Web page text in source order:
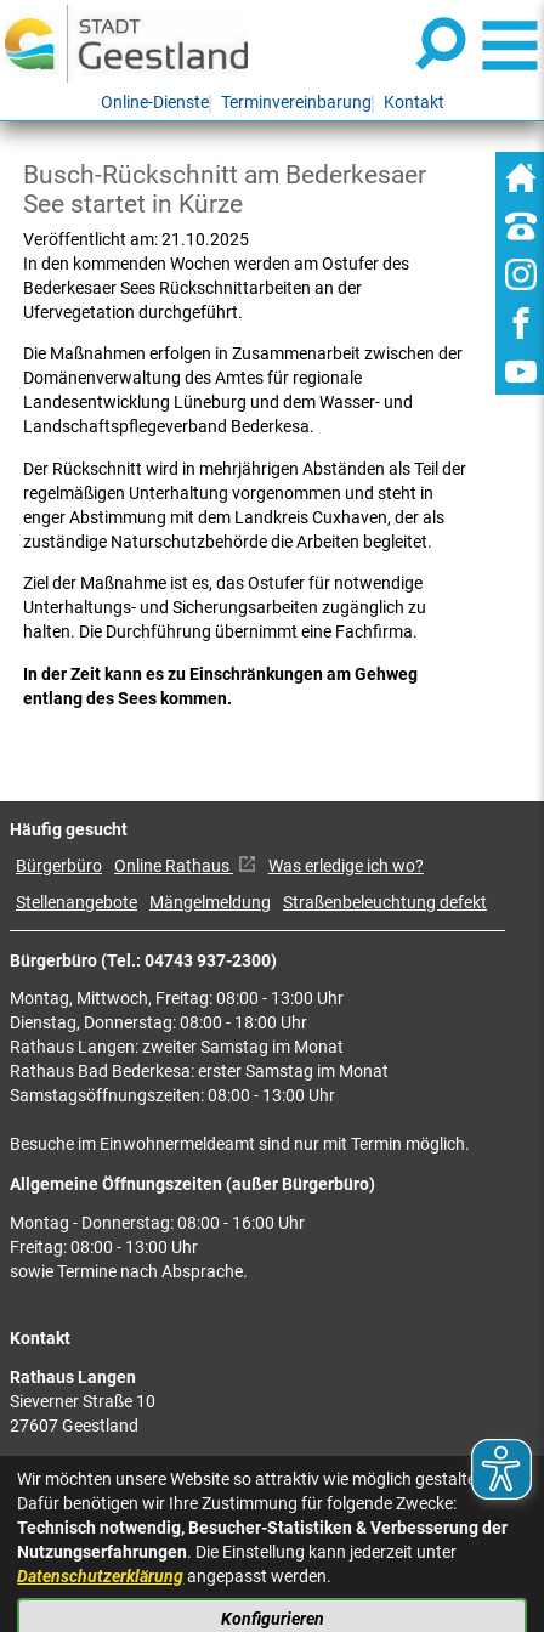
Online-Dienste Terminvereinbarung Kontakt
Busch-Rückschnitt am Bederkesaer
See startet in Kürze
Veröffentlicht am:21.10.2025
In den kommenden Wochen werden am Ostufer des
Bederkesaer Sees Rückschnittarbeiten an der
Ufervegetation durchgeführt.
Die Maßnahmen erfolgen in Zusammenarbeit zwischen der
Domänenverwaltung des Amtes für regionale
Landesentwicklung Lüneburg und dem Wasser- und
Landschaftspflegeverband Bederkesa.
Der Rückschnitt wird in mehrjährigen Abständen als Teil der
regelmäßigen Unterhaltung vorgenommen und steht in
enger Abstimmung mit dem Landkreis Cuxhaven, der als
zuständige Naturschutzbehörde die Arbeiten begleitet.
Ziel der Maßnahme ist es, das Ostufer für notwendige
Unterhaltungs- und Sicherungsarbeiten zugänglich zu
halten. Die Durchführung übernimmt eine Fachfirma.
In der Zeit kann es zu Einschränkungen am Gehweg
entlang des Sees kommen.
Bürgerbüro (Tel.: 04743 937-2300)
Montag, Mittwoch, Freitag: 08:00 - 13:00 Uhr
Dienstag, Donnerstag: 08:00 - 18:00 Uhr
Rathaus Langen: zweiter Samstag im Monat
Rathaus Bad Bederkesa: erster Samstag im Monat
Samstagsöffnungszeiten: 08:00 - 13:00 Uhr
Besuche im Einwohnermeldeamt sind nur mit Termin möglich.
Allgemeine Öffnungszeiten (außer Bürgerbüro)
Montag - Donnerstag: 08:00 - 16:00 Uhr
Freitag: 08:00 - 13:00 Uhr
sowie Termine nach Absprache.
Kontakt
Rathaus Langen
Sieverner Straße 10
27607 Geestland
Rathaus Bad Bederkesa
Am Markt 8
27624 Geestland
Tel.: 04743 937-2300
Häufig gesucht
Bürgerbüro Online Rathaus
Was erledige ich wo?
Stellenangebote
Mängelmeldung Straßenbeleuchtung defekt
Wir möchten unsere Website so attraktiv wie möglich gestalten.
Dafür benötigen wir Ihre Zustimmung für folgende Zwecke:
Technisch notwendig, Besucher-Statistiken & Verbesserung der
Nutzungserfahrungen. Die Einstellung kann jederzeit unter
Datenschutzerklärungangepasst werden.
Konfigurieren